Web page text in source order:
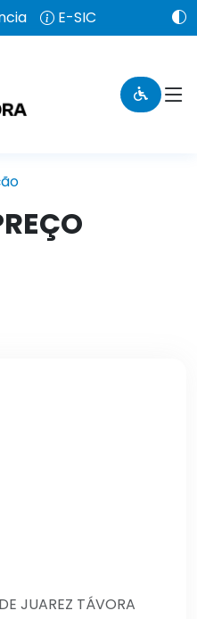
E-SIC
JUAREZ TÁVORA